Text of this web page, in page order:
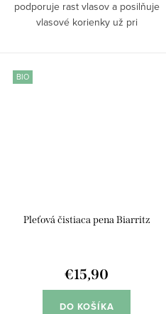
podporuje rast vlasov a posilňuje
vlasové korienky už pri
udržiava hydratáciu a aktívne
BIO
Pleťová čistiaca pena Biarritz
€15,90
DO KOŠÍKA